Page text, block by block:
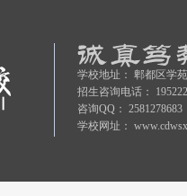
学校地址： 郫都区学
招生咨询电话：
咨询QQ： 2581278683
学校网址：